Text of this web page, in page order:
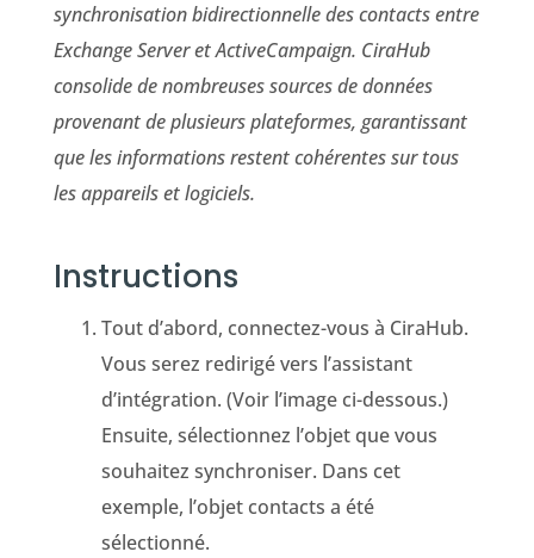
synchronisation bidirectionnelle des contacts entre
Exchange Server et ActiveCampaign. CiraHub
consolide de nombreuses sources de données
provenant de plusieurs plateformes, garantissant
que les informations restent cohérentes sur tous
les appareils et logiciels.
Instructions
Tout d’abord, connectez-vous à CiraHub.
Vous serez redirigé vers l’assistant
d’intégration. (Voir l’image ci-dessous.)
Ensuite, sélectionnez l’objet que vous
souhaitez synchroniser. Dans cet
exemple, l’objet contacts a été
sélectionné.